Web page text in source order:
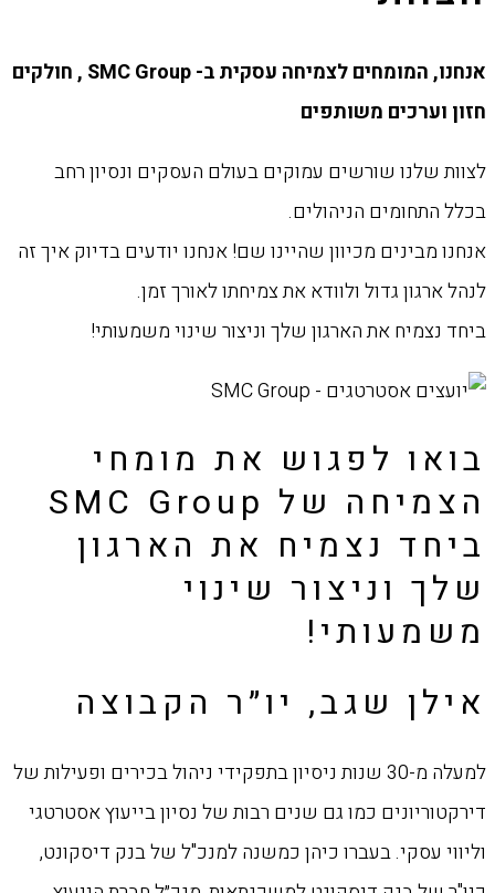
אנחנו, המומחים לצמיחה עסקית ב- SMC Group , חולקים
חזון וערכים משותפים
לצוות שלנו שורשים עמוקים בעולם העסקים ונסיון רחב
בכלל התחומים הניהולים.
אנחנו מבינים מכיוון שהיינו שם! אנחנו יודעים בדיוק איך זה
לנהל ארגון גדול ולוודא את צמיחתו לאורך זמן.
ביחד נצמיח את הארגון שלך וניצור שינוי משמעותי!
בואו לפגוש את מומחי
הצמיחה של SMC Group
ביחד נצמיח את הארגון
שלך וניצור שינוי
משמעותי!
אילן שגב, יו״ר הקבוצה
למעלה מ-30 שנות ניסיון בתפקידי ניהול בכירים ופעילות של
דירקטוריונים כמו גם שנים רבות של נסיון בייעוץ אסטרטגי
וליווי עסקי. בעברו כיהן כמשנה למנכ"ל של בנק דיסקונט,